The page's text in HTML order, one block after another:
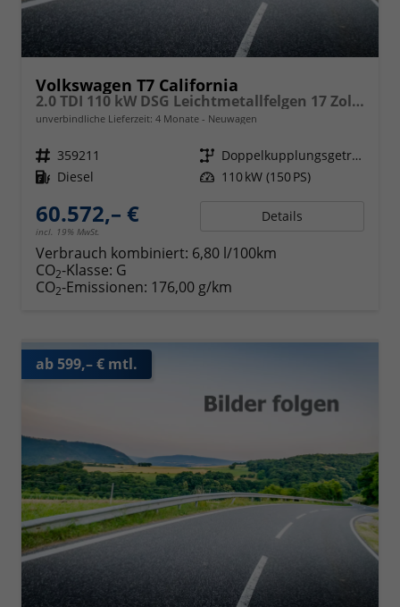
Volkswagen T7 California
2.0 TDI 110 kW DSG Leichtmetallfelgen 17 Zoll, Markise mit Schiene und Gehäuse links, 5 Sitze, Klima, Jahre Werksgarantie,
unverbindliche Lieferzeit: 4 Monate Neuwagen
Fahrzeugnr. 359211 Getriebe
Doppelkupplungsgetriebe (DSG)
Kraftstoff Diesel Leistung 110 kW (150 PS)
60.572,– €
incl. 19% MwSt.
Details
Verbrauch kombiniert: 6,80 l/100km
CO2-Klasse: G
CO2-Emissionen: 176,00 g/km
ab 599,– € mtl.